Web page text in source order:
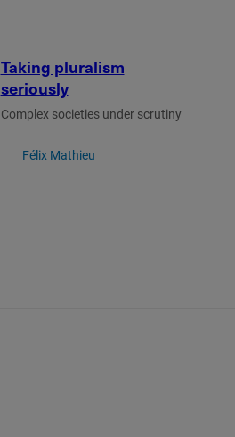
Taking pluralism
seriously
Complex societies under scrutiny
Félix Mathieu